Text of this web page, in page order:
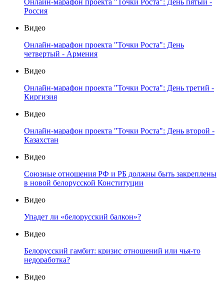
Онлайн-марафон проекта "Точки Роста": День пятый -
Россия
Видео
Онлайн-марафон проекта "Точки Роста": День
четвертый - Армения
Видео
Онлайн-марафон проекта "Точки Роста": День третий -
Киргизия
Видео
Онлайн-марафон проекта "Точки Роста": День второй -
Казахстан
Видео
Союзные отношения РФ и РБ должны быть закреплены
в новой белорусской Конституции
Видео
Упадет ли «белорусский балкон»?
Видео
Белорусский гамбит: кризис отношений или чья-то
недоработка?
Видео